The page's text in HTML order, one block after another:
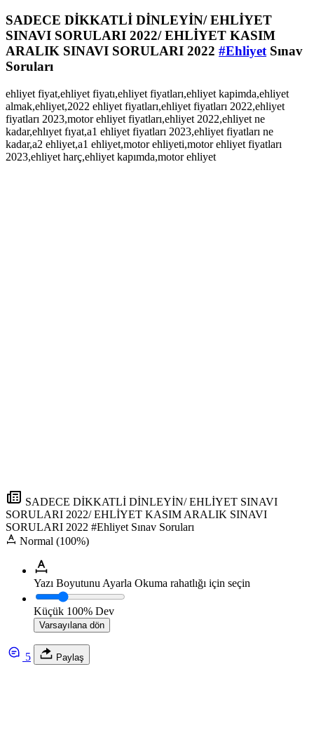
SADECE DİKKATLİ DİNLEYİN/ EHLİYET
SINAVI SORULARI 2022/ EHLİYET KASIM
ARALIK SINAVI SORULARI 2022 #Ehliyet Sınav
Soruları
ehliyet fiyat,ehliyet fiyatı,ehliyet fiyatları,ehliyet kapimda,ehliyet
almak,ehliyet,2022 ehliyet fiyatları,ehliyet fiyatları 2022,ehliyet
fiyatları 2023,motor ehliyet fiyatları,ehliyet 2022,ehliyet ne
kadar,ehlıyet fıyat,a1 ehliyet fiyatları 2023,ehliyet fiyatları ne
kadar,a2 ehliyet,a1 ehliyet,motor ehliyeti,motor ehliyet fiyatları
2023,ehliyet harç,ehliyet kapımda,motor ehliyet
SADECE DİKKATLİ DİNLEYİN/ EHLİYET SINAVI
SORULARI 2022/ EHLİYET KASIM ARALIK SINAVI
SORULARI 2022 #Ehliyet Sınav Soruları
Normal (100%)
Yazı Boyutunu Ayarla Okuma rahatlığı için seçin
Küçük 100% Dev
Varsayılana dön
5 Paylaş